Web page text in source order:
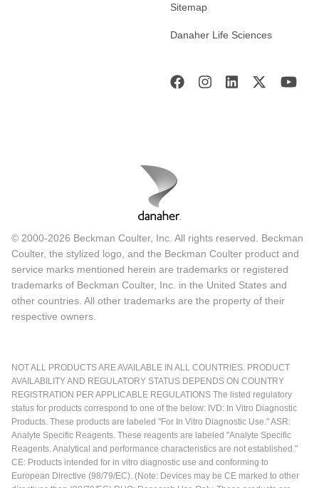
Sitemap
Danaher Life Sciences
© 2000-2026 Beckman Coulter, Inc. All rights reserved. Beckman
Coulter, the stylized logo, and the Beckman Coulter product and
service marks mentioned herein are trademarks or registered
trademarks of Beckman Coulter, Inc. in the United States and
other countries. All other trademarks are the property of their
respective owners.
NOT ALL PRODUCTS ARE AVAILABLE IN ALL COUNTRIES. PRODUCT
AVAILABILITY AND REGULATORY STATUS DEPENDS ON COUNTRY
REGISTRATION PER APPLICABLE REGULATIONS The listed regulatory
status for products correspond to one of the below: IVD: In Vitro Diagnostic
Products. These products are labeled "For In Vitro Diagnostic Use." ASR:
Analyte Specific Reagents. These reagents are labeled "Analyte Specific
Reagents. Analytical and performance characteristics are not established."
CE: Products intended for in vitro diagnostic use and conforming to
European Directive (98/79/EC). (Note: Devices may be CE marked to other